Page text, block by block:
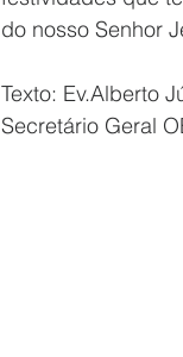
do nosso Senhor
Texto: Ev.Alberto
Secretário Geral